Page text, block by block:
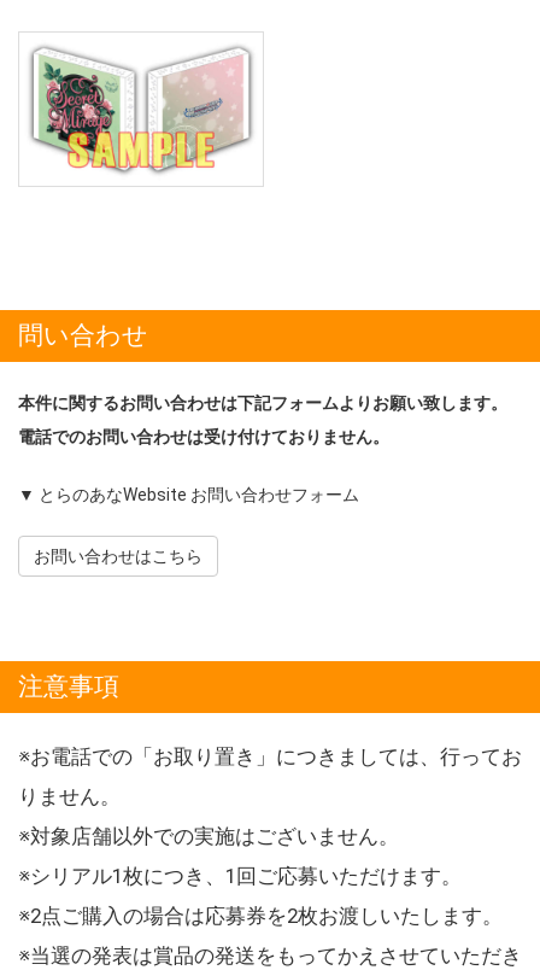
問い合わせ
本件に関するお問い合わせは下記フォームよりお願い致します。
電話でのお問い合わせは受け付けておりません。
▼ とらのあなWebsite お問い合わせフォーム
お問い合わせはこちら
注意事項
※お電話での「お取り置き」につきましては、行ってお
りません。
※対象店舗以外での実施はございません。
※シリアル1枚につき、1回ご応募いただけます。
※2点ご購入の場合は応募券を2枚お渡しいたします。
※当選の発表は賞品の発送をもってかえさせていただき